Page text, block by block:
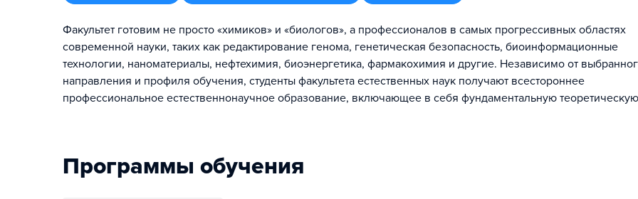
Факультет готовим не просто «химиков» и «биологов», а профессионалов в самых прогрессивных областях
современной науки, таких как редактирование генома, генетическая безопасность, биоинформационные
технологии, наноматериалы, нефтехимия, биоэнергетика, фармакохимия и другие. Независимо от
направления и профиля обучения, студенты факультета естественных наук получают всестороннее
профессиональное естественнонаучное образование, включающее в себя фундаментальную
Программы обучения